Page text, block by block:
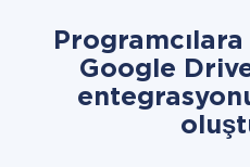
Google